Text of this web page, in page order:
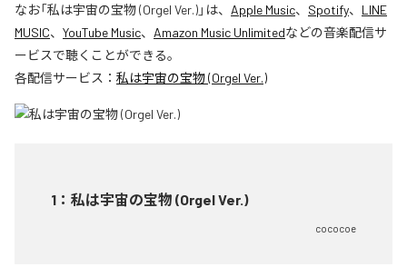
なお「私は宇宙の宝物 (Orgel Ver.)」は、 Apple Music、 Spotify、 LINE
MUSIC、 YouTube Music、 Amazon Music Unlimitedなどの音楽配信サ
ービスで聴くことができる。
各配信サービス： 私は宇宙の宝物 (Orgel Ver.)
1 ： 私は宇宙の宝物 (Orgel Ver.)
cococoe